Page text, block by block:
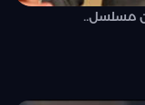
مسلسل..